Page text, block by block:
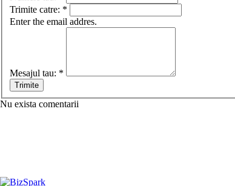
Trimite catre: *
Enter the email addres.
Mesajul tau: *
Nu exista comentarii